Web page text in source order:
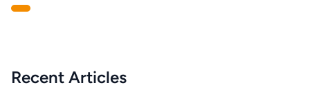
Recent Articles